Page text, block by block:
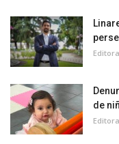
Editora
de
Editora